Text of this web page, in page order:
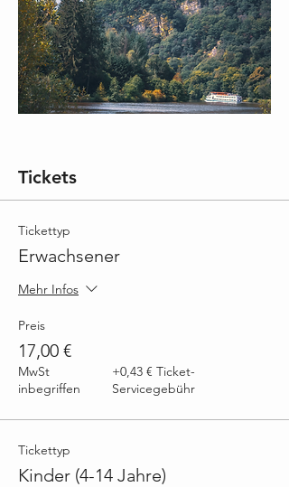
Tickets
Tickettyp
Erwachsener
Mehr Infos
Preis
17,00 €
MwSt
inbegriffen
+0,43 € Ticket-
Servicegebühr
Tickettyp
Kinder (4-14 Jahre)